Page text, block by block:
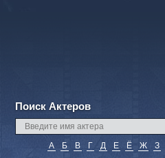
Поиск Актеров
А Б В Г Д Е Ё Ж З